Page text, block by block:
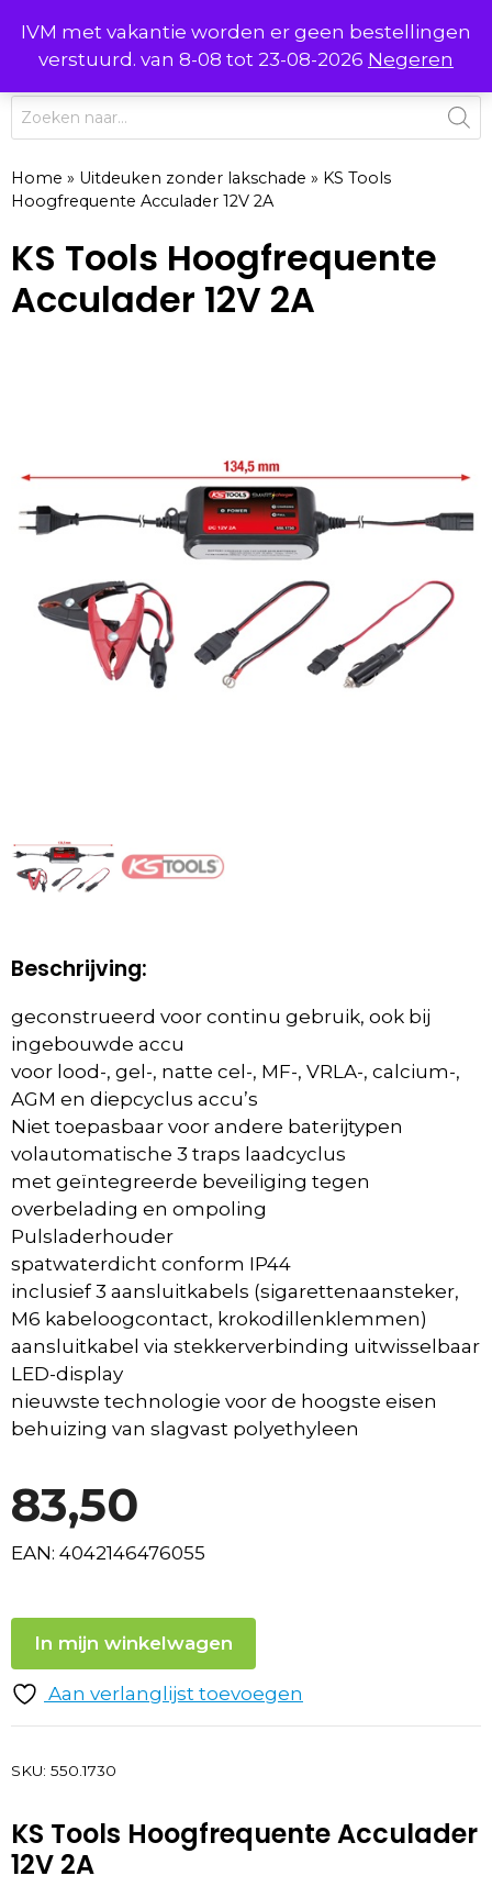
IVM met vakantie worden er geen bestellingen
verstuurd. van 8-08 tot 23-08-2026 Negeren
naar
inhoud
0 MENU
Producten
zoeken
Home » Uitdeuken zonder lakschade » KS Tools
Hoogfrequente Acculader 12V 2A
KS Tools Hoogfrequente
Acculader 12V 2A
Beschrijving:
geconstrueerd voor continu gebruik, ook bij
ingebouwde accu
voor lood-, gel-, natte cel-, MF-, VRLA-, calcium-,
AGM en diepcyclus accu’s
Niet toepasbaar voor andere baterijtypen
volautomatische 3 traps laadcyclus
met geïntegreerde beveiliging tegen
overbelading en ompoling
Pulsladerhouder
spatwaterdicht conform IP44
inclusief 3 aansluitkabels (sigarettenaansteker,
M6 kabeloogcontact, krokodillenklemmen)
aansluitkabel via stekkerverbinding uitwisselbaar
LED-display
nieuwste technologie voor de hoogste eisen
behuizing van slagvast polyethyleen
83,50
EAN: 4042146476055
In mijn winkelwagen
Aan verlanglijst toevoegen
SKU: 550.1730
KS Tools Hoogfrequente Acculader
12V 2A